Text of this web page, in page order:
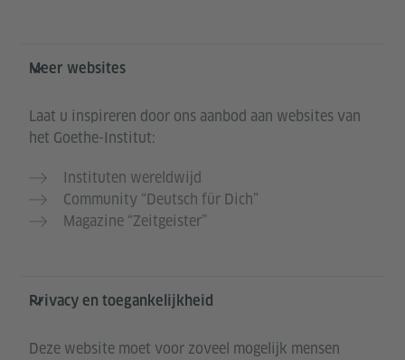
Meer websites
Laat u inspireren door ons aanbod aan websites van
het Goethe-Institut:
Instituten wereldwijd
Community “Deutsch für Dich”
Magazine “Zeitgeister”
Privacy en toegankelijkheid
Deze website moet voor zoveel mogelijk mensen